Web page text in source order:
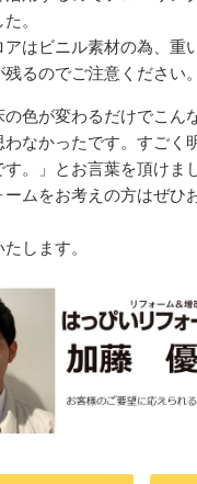
。
アはビニル素材の為、重
るのでご注意ください。
の色が変わるだけでこん
なかったです。すごく
。」とお言葉を頂けま
ームをお考えの方はぜひ
します。